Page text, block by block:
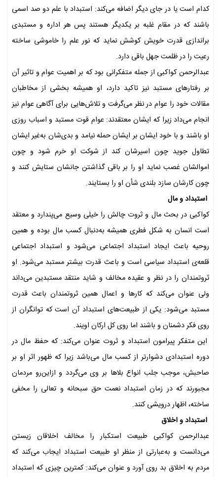
کدام است یا در جای دیگر اضافه می‌کند: استبداد با علم دو صد اسمی
باشند که در مقام غلبه بر یکدیگر هستند پس هر اداره و مستبدی
براندازی قدرت خویش کوشش نماید که نور علم را خاموشی ساخته
رعیت را در ظلمت جهل باقی دارد.
عبدالرحمن کواکبی از جمله متفکرانی بود که بر اهمیت عوام و تاثیر آن
بر رفتارهای مستبد نیز تاکید دارد، او همیشه بخشی از مخاطبان
مقالات خود را عوام در نظر می‌گرفت و تلاش‌هایی برای آگاهی عوام نیز
انجام می‌داد زیرا که ایشان معتقدند: عوام قوت مستبد و اسباب روزی
او باشند و با خود ایشان بر ایشان حمله نیامد و بدی‌شان به‌غیر ایشان
تطاول جوید چون اسیرشان کند از شوکت او خرم شود و چون
اموالشان غصب نماید او را بر باقی گذاشتن جانشان ستایش کنند و
چون کارشان سازد بلندی شأن او را بستایند.
استبداد و مال
کواکبی در بحث مال و ثروت چالش را خیلی وسیع می‌پندارد و معتقد
است انسان به شکل فطری همیشه به‌دنبال کسب مال بوده و همین
روحیه باعث ایجاد استبداد اجتماعی می‌شود و استبداد اجتماعی
قلعه‌ی استبداد سیاسی است و باعث قدرت بیشتر مستبد می‌شود. او
ثروتمندان را در نظر و عقیده مخالف و شاید منتقد مستبدین می‌داند
ولی عنوان می‌کند که کارها و اعمال همین ثروتمندان باعث قدرت
مستبد می‌شود: یکی از طبیعت‌های استبداد آن است که توانگران از
روی فکر دشمنان و باشند اما روی کل ارکان اویند.
این متفکر پیرامون استبداد و ثروت عنوان می‌کند: که حفظ مال در
دوره استبدادی دشوارتر از کسب مال می‌باشد زیرا که ظهور اثر او بر
صاحبش، موجب جلب انواع بلاها بر وی می‌گردد و ازاین‌رو مردمان
مجبورند که در زمان استبداد نعمت حق سبحانه و تعالی را مخفی
ساخته، اظهار درویشی کنند.
استبداد و اخلاق
عبدالرحمن کواکبی طبیعت استکبار را مخالف اخلاقان زیستن
می‌دانست و به‌عبارتی از منظر او طبیعت استبداد ایجاب می‌کند که
مردم به اخلاق بد روی آورد و عنوان می‌کند: کمترین چیزی که استبداد